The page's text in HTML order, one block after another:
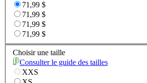
71,99 $
71,99 $
71,99 $
71,99 $
Choisir une taille
Consulter le guide des tailles
XXS